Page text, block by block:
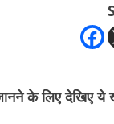
के लिए देखिए ये